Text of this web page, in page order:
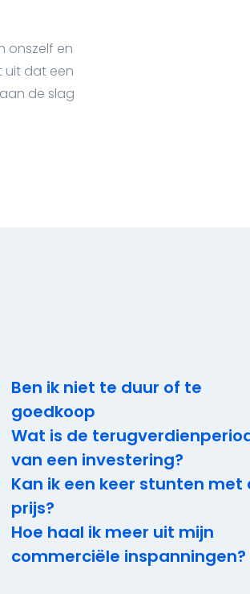
onszelf en
uit dat een
de slag
Ben ik niet te duur of te
goedkoop
Wat is de
van een investering?
Kan ik een keer stunten met
prijs?
Hoe haal ik meer uit mijn
commerciële inspanningen?